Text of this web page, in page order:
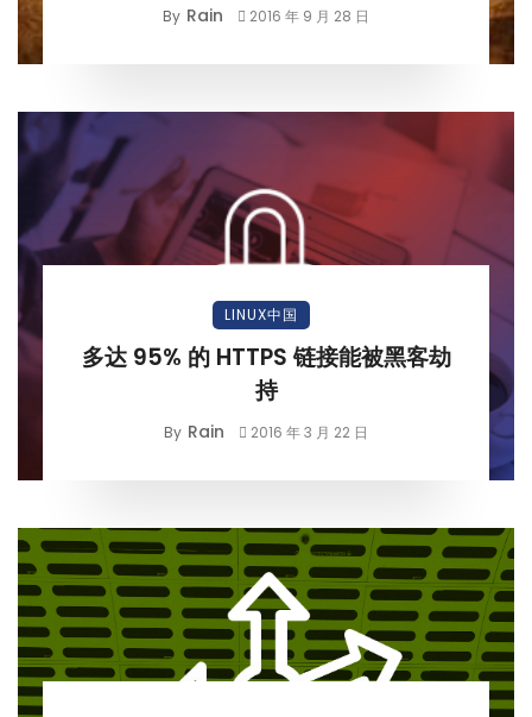
By Rain 2016 年 9 月 28 日
LINUX中国
多达 95% 的 HTTPS 链接能被黑客劫
持
By Rain 2016 年 3 月 22 日